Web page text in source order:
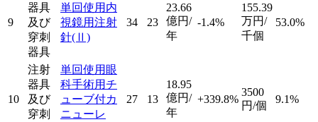
9
器具
及び
穿刺
器具
単回使用内
視鏡用注射
針(Ⅱ)
34 23
23.66
億円/
年
-1.4%
155.39
万円/
千個
53.0%
10
注射
器具
及び
穿刺
単回使用眼
科手術用チ
ューブ付カ
ニューレ
27 13
18.95
億円/
年
+339.8%
3500
円/個
9.1%